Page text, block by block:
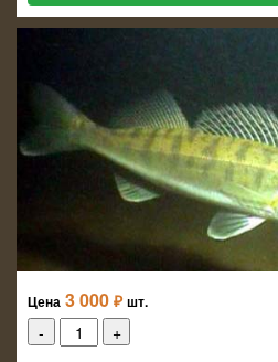
Цена 3 000 ₽ шт.